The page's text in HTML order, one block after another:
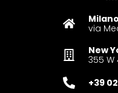
Milano
via
New
355 W
+39